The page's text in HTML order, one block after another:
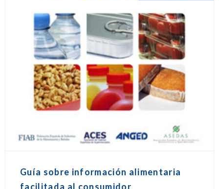
Guía sobre información alimentaria
facilitada al consumidor